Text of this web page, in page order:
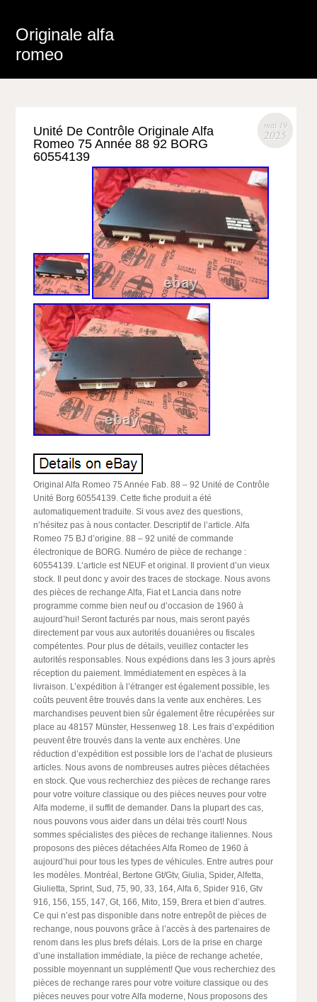
Originale alfa
romeo
mai 19
2025
Unité De Contrôle Originale Alfa
Romeo 75 Année 88 92 BORG
60554139
Original Alfa Romeo 75 Année Fab. 88 – 92 Unité de Contrôle
Unité Borg 60554139. Cette fiche produit a été
automatiquement traduite. Si vous avez des questions,
n’hésitez pas à nous contacter. Descriptif de l’article. Alfa
Romeo 75 BJ d’origine. 88 – 92 unité de commande
électronique de BORG. Numéro de pièce de rechange :
60554139. L’article est NEUF et original. Il provient d’un vieux
stock. Il peut donc y avoir des traces de stockage. Nous avons
des pièces de rechange Alfa, Fiat et Lancia dans notre
programme comme bien neuf ou d’occasion de 1960 à
aujourd’hui! Seront facturés par nous, mais seront payés
directement par vous aux autorités douanières ou fiscales
compétentes. Pour plus de détails, veuillez contacter les
autorités responsables. Nous expédions dans les 3 jours après
réception du paiement. Immédiatement en espèces à la
livraison. L’expédition à l’étranger est également possible, les
coûts peuvent être trouvés dans la vente aux enchères. Les
marchandises peuvent bien sûr également être récupérées sur
place au 48157 Münster, Hessenweg 18. Les frais d’expédition
peuvent être trouvés dans la vente aux enchères. Une
réduction d’expédition est possible lors de l’achat de plusieurs
articles. Nous avons de nombreuses autres pièces détachées
en stock. Que vous recherchiez des pièces de rechange rares
pour votre voiture classique ou des pièces neuves pour votre
Alfa moderne, il suffit de demander. Dans la plupart des cas,
nous pouvons vous aider dans un délai très court! Nous
sommes spécialistes des pièces de rechange italiennes. Nous
proposons des pièces détachées Alfa Romeo de 1960 à
aujourd’hui pour tous les types de véhicules. Entre autres pour
les modèles. Montréal, Bertone Gt/Gtv, Giulia, Spider, Alfetta,
Giulietta, Sprint, Sud, 75, 90, 33, 164, Alfa 6, Spider 916, Gtv
916, 156, 155, 147, Gt, 166, Mito, 159, Brera et bien d’autres.
Ce qui n’est pas disponible dans notre entrepôt de pièces de
rechange, nous pouvons grâce à l’accès à des partenaires de
renom dans les plus brefs délais. Lors de la prise en charge
d’une installation immédiate, la pièce de rechange achetée,
possible moyennant un supplément! Que vous recherchiez des
pièces de rechange rares pour votre voiture classique ou des
pièces neuves pour votre Alfa moderne, Nous proposons des